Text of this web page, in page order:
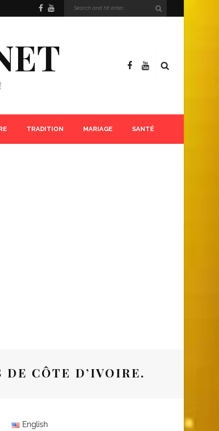
TRADITION MARIAGE SANTÉ
CÔTE D’IVOIRE.
English